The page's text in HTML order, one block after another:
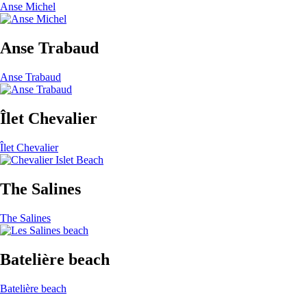
Anse Michel
Anse Trabaud
Anse Trabaud
Îlet Chevalier
Îlet Chevalier
The Salines
The Salines
Batelière beach
Batelière beach